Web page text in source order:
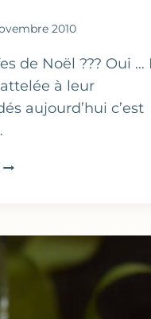
2010
de Noël ??? Oui …
à leur
aujourd’hui c’est
DU